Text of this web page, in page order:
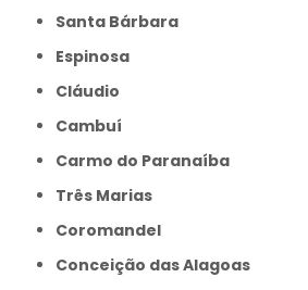
Santa Bárbara
Espinosa
Cláudio
Cambuí
Carmo do Paranaíba
Três Marias
Coromandel
Conceição das Alagoas